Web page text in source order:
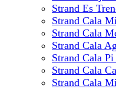
Strand Es
Strand Cala
Strand Cala
Strand Cala
Strand Cala Pi
Strand Cala
Strand Cala